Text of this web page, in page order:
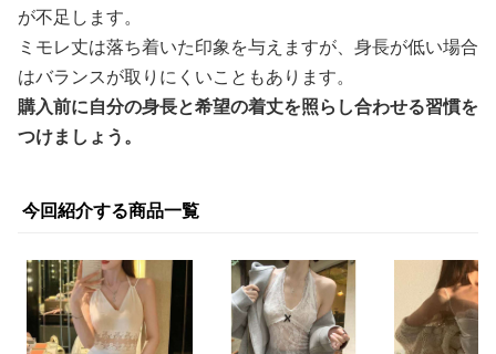
が不足します。
ミモレ丈は落ち着いた印象を与えますが、身長が低い場合
はバランスが取りにくいこともあります。
購入前に自分の身長と希望の着丈を照らし合わせる習慣を
つけましょう。
今回紹介する商品一覧